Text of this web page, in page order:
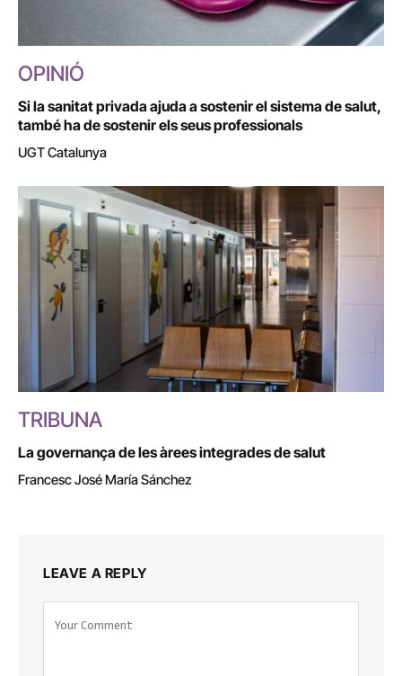
OPINIÓ
Si la sanitat privada ajuda a sostenir el sistema de salut,
també ha de sostenir els seus professionals
UGT Catalunya
TRIBUNA
La governança de les àrees integrades de salut
Francesc José María Sánchez
LEAVE A REPLY